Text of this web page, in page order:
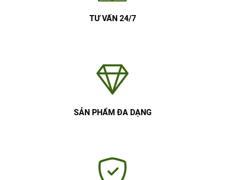
TƯ VẤN 24/7
SẢN PHẨM ĐA DẠNG